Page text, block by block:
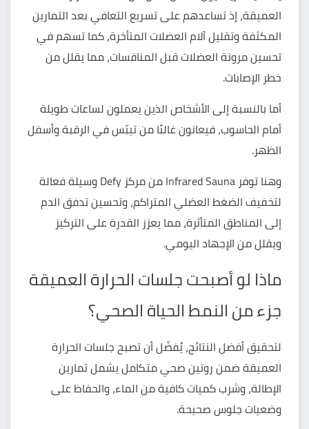
العميقة، إذ تساعدهم على تسريع التعافي بعد التمارين
المكثفة وتقليل آلام العضلات المتأخرة، كما تسهم في
تحسين مرونة العضلات قبل المنافسات، مما يقلل من
خطر الإصابات.
أما بالنسبة إلى الأشخاص الذين يعملون لساعات طويلة
أمام الحاسوب، فيعانون غالبًا من تيبّس في الرقبة وأسفل
الظهر.
وهنا توفر Infrared Sauna من مركز Defy وسيلة فعالة
لتخفيف الضغط العضلي المتراكم، وتحسين تدفق الدم
إلى المناطق المتأثرة، مما يعزز القدرة على التركيز
ويقلل من الإجهاد اليومي.
ماذا لو أصبحت جلسات الحرارة العميقة
جزء من النمط الحياة الصحي؟
لتحقيق أفضل النتائج، يُفضّل أن تصبح جلسات الحرارة
العميقة ضمن روتين صحي متكامل يشمل تمارين
الإطالة، وشرب كميات كافية من الماء، والحفاظ على
وضعيات جلوس صحيحة.